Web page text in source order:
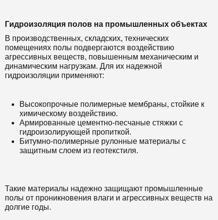
Гидроизоляция полов на промышленных объектах
В производственных, складских, технических
помещениях полы подвергаются воздействию
агрессивных веществ, повышенным механическим и
динамическим нагрузкам. Для их надежной
гидроизоляции применяют:
Высокопрочные полимерные мембраны, стойкие к
химическому воздействию.
Армированные цементно-песчаные стяжки с
гидроизолирующей пропиткой.
Битумно-полимерные рулонные материалы с
защитным слоем из геотекстиля.
Такие материалы надежно защищают промышленные
полы от проникновения влаги и агрессивных веществ на
долгие годы.